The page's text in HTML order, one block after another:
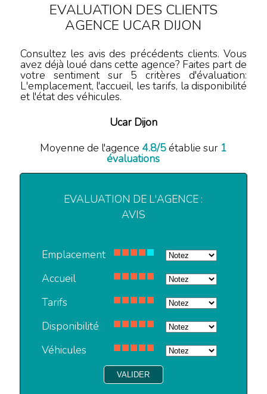
EVALUATION DES CLIENTS
AGENCE UCAR DIJON
Consultez les avis des précédents clients. Vous
avez déjà loué dans cette agence? Faites part de
votre sentiment sur 5 critères d'évaluation:
L'emplacement, l'accueil, les tarifs, la disponibilité
et l'état des véhicules.
Ucar Dijon
Moyenne de l'agence 4.8/5établie sur 1
évaluations
EVALUATION DE L'AGENCE :
AVIS
Emplacement
Accueil
Tarifs
Disponibilité
Véhicules